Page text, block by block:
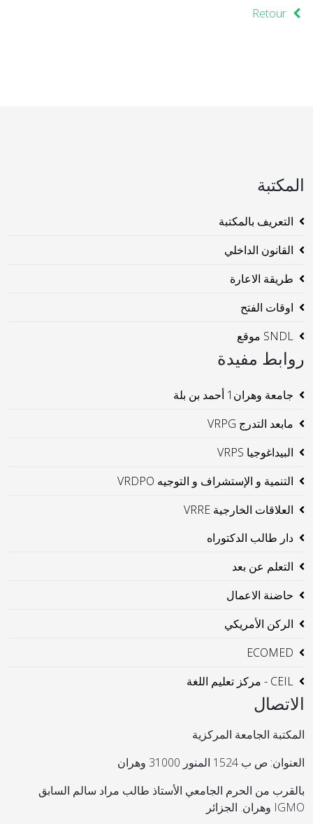
Retour
المكتبة
التعريف بالمكتبة
القانون الداخلي
طريقة الاعارة
اوقات الفتح
SNDL موقع
روابط مفيدة
جامعة وهران1 أحمد بن بلة
مابعد التدرج VRPG
البيداغوجيا VRPS
التنمية و الإستشراف و التوجيه VRDPO
العلاقات الخارجية VRRE
دار طالب الدكتوراه
التعلم عن بعد
حاضنة الاعمال
الركن الأمريكي
ECOMED
CEIL - مركز تعليم اللغة
الاتصال
المكتبة الجامعة المركزية
العنوان: ص ب 1524 المنور 31000 وهران
بالقرب من الحرم الجامعي الأستاذ طالب مراد سالم السابق
IGMO وهران. الجزائر